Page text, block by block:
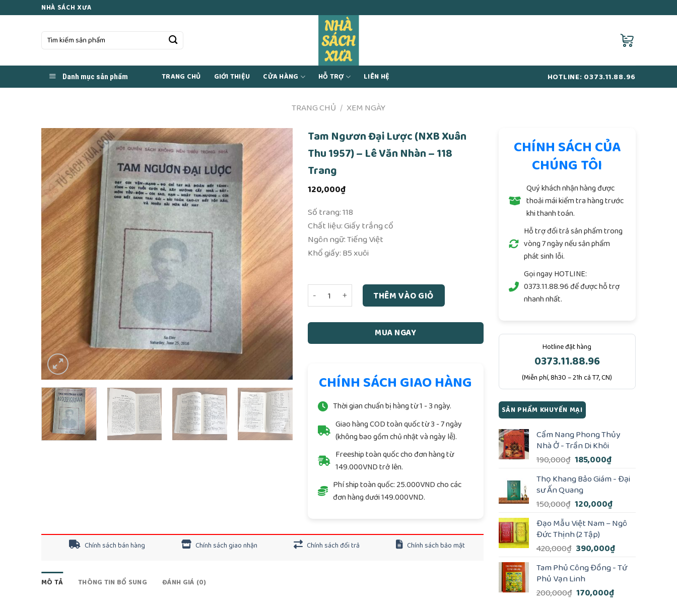
NHÀ SÁCH XƯA
Tìm
Danh mục sản phẩm TRANG CHỦ GIỚI THIỆU CỬA HÀNG HỖ TRỢ LIÊN HỆ HOTLINE: 0373.11.88.96
TRANG CHỦ / XEM NGÀY
Tam Ngươn Đại Lược (NXB Xuân
Thu 1957) – Lê Văn Nhàn – 118
Trang
120,000₫
Số trang: 118
Chất liệu: Giấy trắng cổ
Ngôn ngữ: Tiếng Việt
Khổ giấy: B5 xuôi
Tam Ngươn Đại Lược (NXB Xuân Thu 1957) - Lê Văn Nhàn - 118 Trang số lượng
THÊM VÀO GIỎ
MUA NGAY
CHÍNH SÁCH GIAO HÀNG
Thời gian chuẩn bị hàng từ 1 - 3 ngày.
Giao hàng COD toàn quốc từ 3 - 7 ngày
(không bao gồm chủ nhật và ngày lễ).
Freeship toàn quốc cho đơn hàng từ
149.000VND trở lên.
Phí ship toàn quốc: 25.000VND cho các
đơn hàng dưới 149.000VND.
Chính sách bán hàng Chính sách giao nhận Chính sách đổi trả Chính sách bảo mật
MÔ TẢ THÔNG TIN BỔ SUNG ĐÁNH GIÁ (0)
CHÍNH SÁCH CỦA
CHÚNG TÔI
Quý khách nhận hàng được
thoải mái kiểm tra hàng trước
khi thanh toán.
Hỗ trợ đổi trả sản phẩm trong
vòng 7 ngày nếu sản phẩm
phát sinh lỗi.
Gọi ngay HOTLINE:
0373.11.88.96để được hỗ trợ
nhanh nhất.
Hotline đặt hàng
0373.11.88.96
(Miễn phí, 8h30 – 21h cả T7, CN)
SẢN PHẨM KHUYẾN MẠI
Cẩm Nang Phong Thủy
Nhà Ở - Trần Di Khôi
190,000₫ Giá
là:
190,000₫.
185,000₫Giá
tại
185,000₫.
Thọ Khang Bảo Giám - Đại
sư Ấn Quang
150,000₫ Giá
là:
150,000₫.
120,000₫Giá
tại
120,000₫.
Đạo Mẫu Việt Nam – Ngô
Đức Thịnh (2 Tập)
420,000₫ Giá
là:
420,000₫.
390,000₫Giá
tại
Tam Phủ Công Đồng - Tứ
Phủ Vạn Linh
200,000₫ Giá
170,000₫Giá